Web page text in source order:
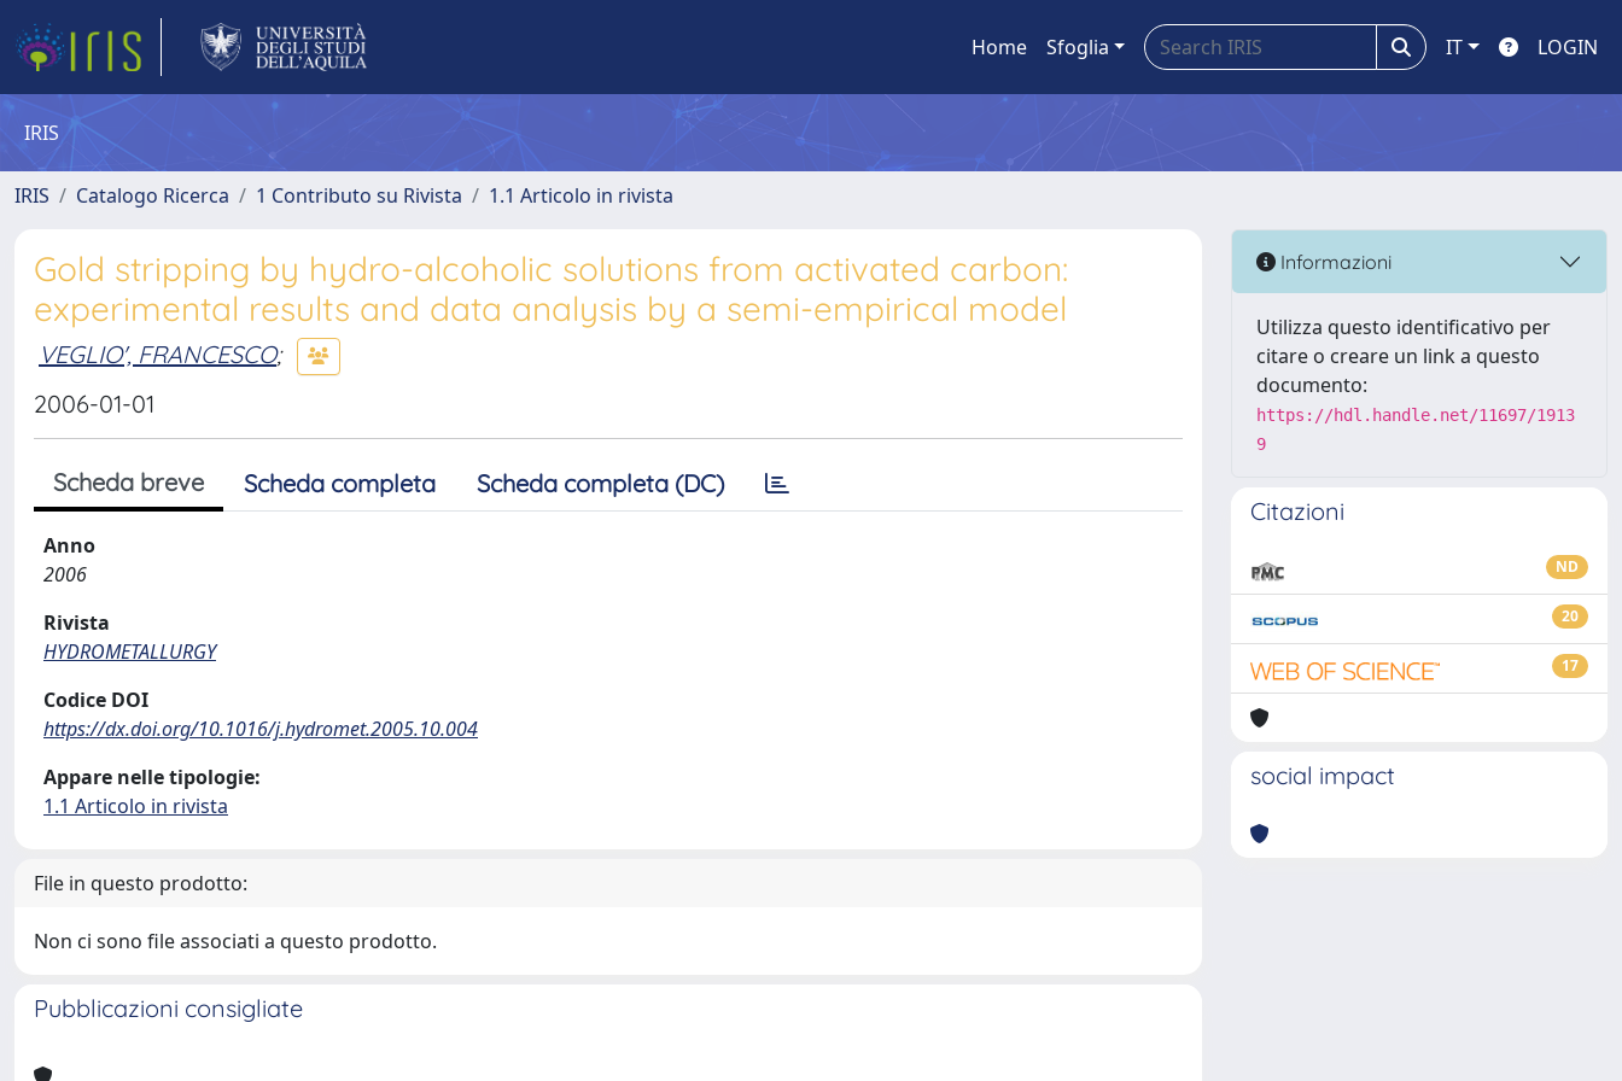
Home Sfoglia IT LOGIN
IRIS
IRIS Catalogo Ricerca 1 Contributo su Rivista 1.1 Articolo in rivista
Gold stripping by hydro-alcoholic solutions from activated carbon:
experimental results and data analysis by a semi-empirical model
VEGLIO', FRANCESCO;
2006-01-01
Scheda breve Scheda completa Scheda completa (DC)
Anno
2006
Rivista
HYDROMETALLURGY
Codice DOI
https://dx.doi.org/10.1016/j.hydromet.2005.10.004
Appare nelle tipologie:
1.1 Articolo in rivista
File in questo prodotto:
Non ci sono file associati a questo prodotto.
Pubblicazioni consigliate
Informazioni
Utilizza questo identificativo per
citare o creare un link a questo
documento:
https://hdl.handle.net/11697/1913
9
Citazioni
ND
20
17
social impact